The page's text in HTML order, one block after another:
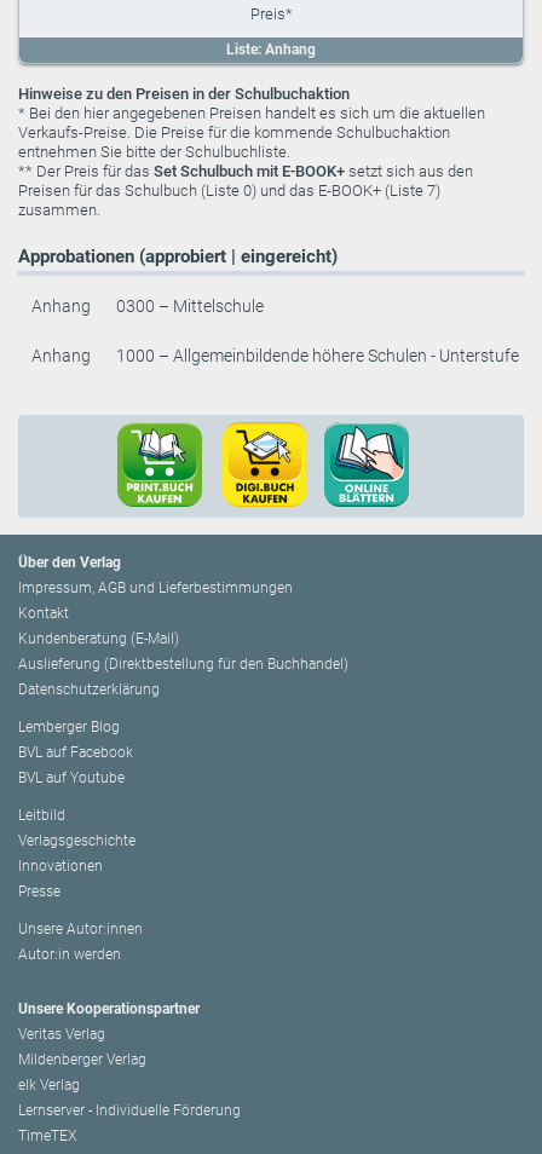
Liste: Anhang
Hinweise zu den Preisen in der Schulbuchaktion
* Bei den hier angegebenen Preisen handelt es sich um die aktuellen
Verkaufs-Preise. Die Preise für die kommende Schulbuchaktion
entnehmen Sie bitte der Schulbuchliste.
** Der Preis für das Set Schulbuch mit E-BOOK+ setzt sich aus den
Preisen für das Schulbuch (Liste 0) und das E-BOOK+ (Liste 7)
zusammen.
Approbationen (approbiert | eingereicht)
Anhang 0300 – Mittelschule
Anhang 1000 – Allgemeinbildende höhere Schulen - Unterstufe
Über den Verlag
Impressum, AGB und Lieferbestimmungen
Kontakt
Kundenberatung (E-Mail)
Auslieferung (Direktbestellung für den Buchhandel)
Datenschutzerklärung
Lemberger Blog
BVL auf Facebook
BVL auf Youtube
Leitbild
Verlagsgeschichte
Innovationen
Presse
Unsere Autor:innen
Autor:in werden
Unsere Kooperationspartner
Veritas Verlag
Mildenberger Verlag
elk Verlag
Lernserver - Individuelle Förderung
TimeTEX